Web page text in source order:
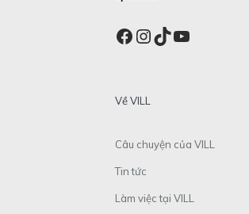
Facebook
Instagram
TikTok
YouTube
Về VILL
Câu chuyện của VILL
Tin tức
Làm việc tại VILL